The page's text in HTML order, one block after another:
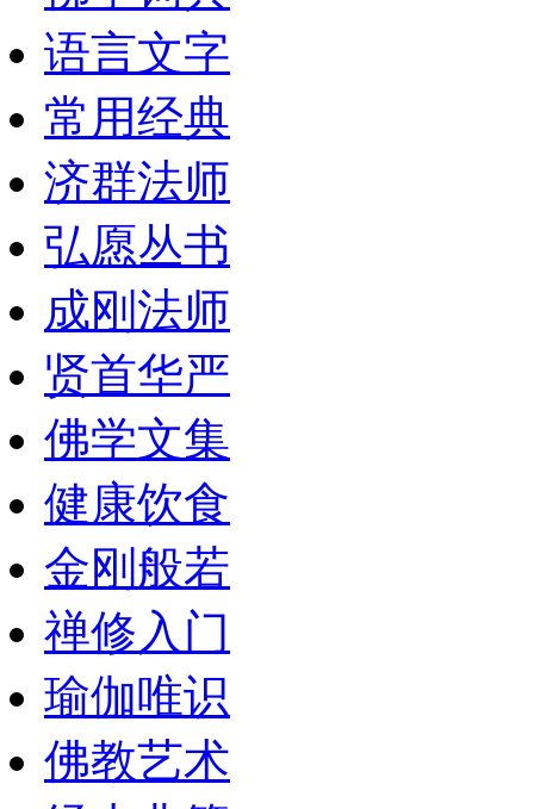
语言文字
常用经典
济群法师
弘愿丛书
成刚法师
贤首华严
佛学文集
健康饮食
金刚般若
禅修入门
瑜伽唯识
佛教艺术